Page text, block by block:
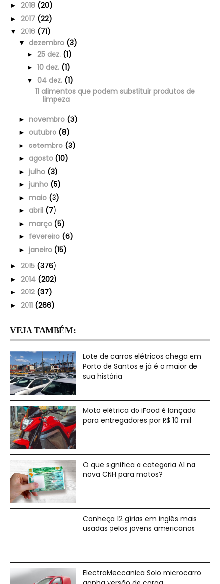
► 2018 (20)
► 2017 (22)
▼ 2016 (71)
▼ dezembro (3)
► 25 dez. (1)
► 10 dez. (1)
▼ 04 dez. (1)
11 alimentos que podem substituir produtos de
limpeza
► novembro (3)
► outubro (8)
► setembro (3)
► agosto (10)
► julho (3)
► junho (5)
► maio (3)
► abril (7)
► março (5)
► fevereiro (6)
► janeiro (15)
► 2015 (376)
► 2014 (202)
► 2012 (37)
► 2011 (266)
VEJA TAMBÉM:
Lote de carros elétricos chega em
Porto de Santos e já é o maior de
sua história
Moto elétrica do iFood é lançada
para entregadores por R$ 10 mil
O que significa a categoria A1 na
nova CNH para motos?
Conheça 12 gírias em inglês mais
usadas pelos jovens americanos
ElectraMeccanica Solo microcarro